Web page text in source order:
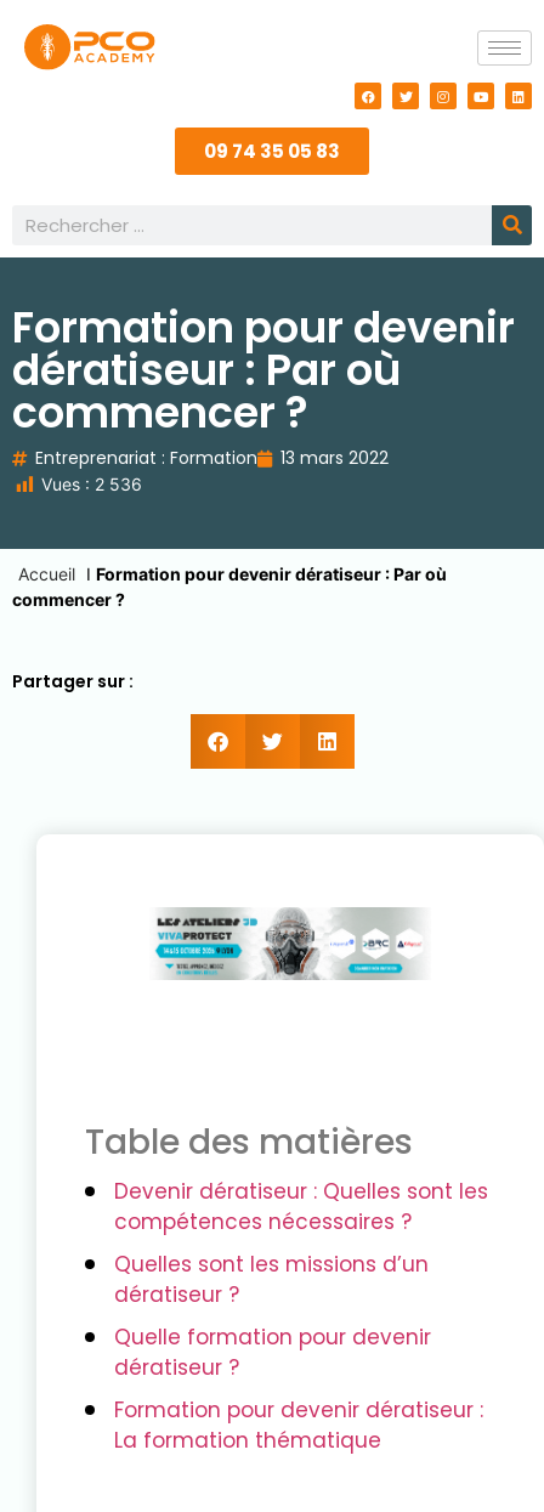
09 74 35 05 83
Formation pour devenir
dératiseur : Par où
commencer ?
Entreprenariat : Formation 13 mars 2022
Vues : 2 536
Accueil I Formation pour devenir dératiseur : Par où
commencer ?
Partager sur :
Table des matières
Devenir dératiseur : Quelles sont les
compétences nécessaires ?
Quelles sont les missions d’un
dératiseur ?
Quelle formation pour devenir
dératiseur ?
Formation pour devenir dératiseur :
La formation thématique